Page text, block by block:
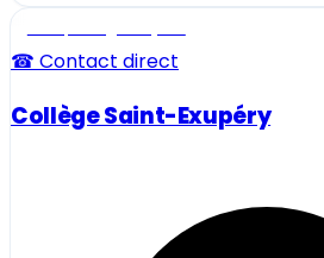
☎ Contact direct
Collège Saint-Exupéry